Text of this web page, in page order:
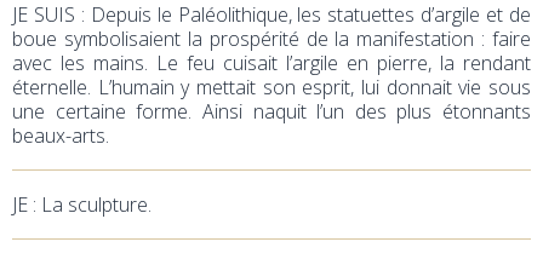
JE SUIS : Depuis le Paléolithique, les statuettes d’argile et de
boue symbolisaient la prospérité de la manifestation : faire
avec les mains. Le feu cuisait l’argile en pierre, la rendant
éternelle. L’humain y mettait son esprit, lui donnait vie sous
une certaine forme. Ainsi naquit l’un des plus étonnants
beaux-arts.
JE : La sculpture.